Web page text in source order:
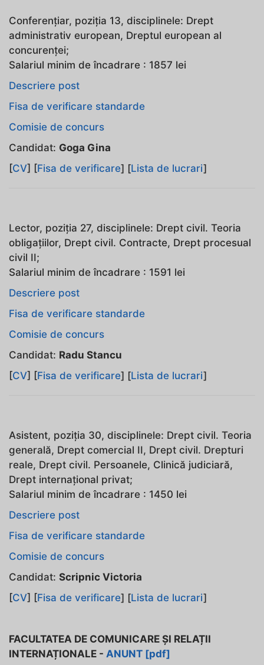
Conferențiar, poziţia 13, disciplinele: Drept
administrativ european, Dreptul european al
concurenţei;
Salariul minim de încadrare : 1857 lei
Descriere post
Fisa de verificare standarde
Comisie de concurs
Candidat: Goga Gina
[CV] [Fisa de verificare] [Lista de lucrari]
Lector, poziţia 27, disciplinele: Drept civil. Teoria
obligaţiilor, Drept civil. Contracte, Drept procesual
civil II;
Salariul minim de încadrare : 1591 lei
Descriere post
Fisa de verificare standarde
Comisie de concurs
Candidat: Radu Stancu
[CV] [Fisa de verificare] [Lista de lucrari]
Asistent, poziţia 30, disciplinele: Drept civil. Teoria
generală, Drept comercial II, Drept civil. Drepturi
reale, Drept civil. Persoanele, Clinică judiciară,
Drept internaţional privat;
Salariul minim de încadrare : 1450 lei
Descriere post
Fisa de verificare standarde
Comisie de concurs
Candidat: Scripnic Victoria
[CV] [Fisa de verificare] [Lista de lucrari]
FACULTATEA DE COMUNICARE ȘI RELAȚII
INTERNAȚIONALE - ANUNT [pdf]